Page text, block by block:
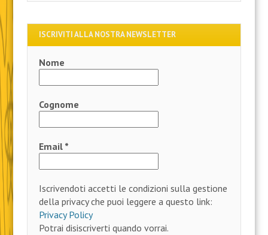
ISCRIVITI ALLA NOSTRA NEWSLETTER
Nome
Cognome
Email *
Iscrivendoti accetti le condizioni sulla gestione
della privacy che puoi leggere a questo link:
Privacy Policy
Potrai disiscriverti quando vorrai.